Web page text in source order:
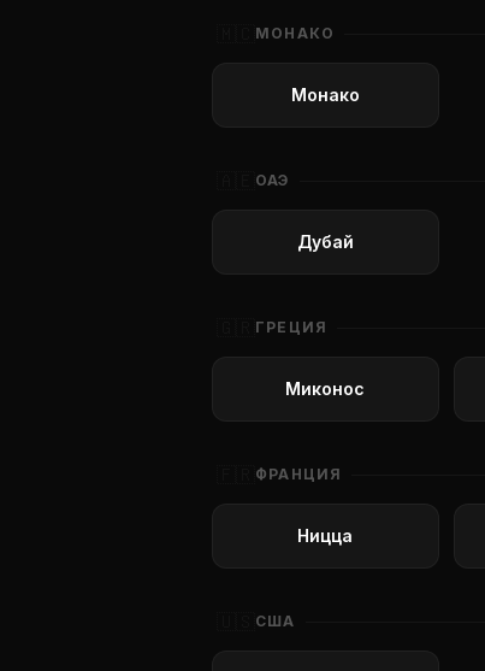
МОНАКО
Монако
ОАЭ
Дубай
ГРЕЦИЯ
Миконос
ФРАНЦИЯ
Ницца
США